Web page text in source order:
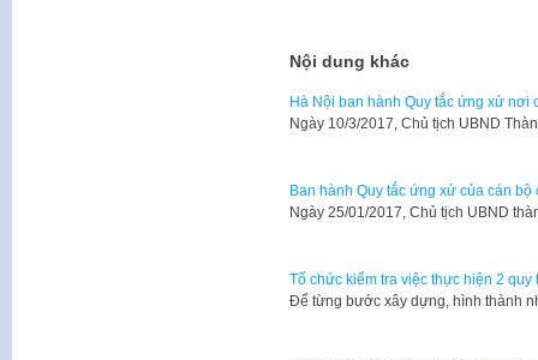
Nội dung khác
Hà Nội ban hành Quy tắc ứng xử nơi
Ngày 10/3/2017, Chủ tịch UBND
Ban hành Quy tắc ứng xử của cán
Ngày 25/01/2017, Chủ tịch UBND
Tổ chức kiểm tra việc thực hiện 2
Để từng bước xây dựng, hình thành